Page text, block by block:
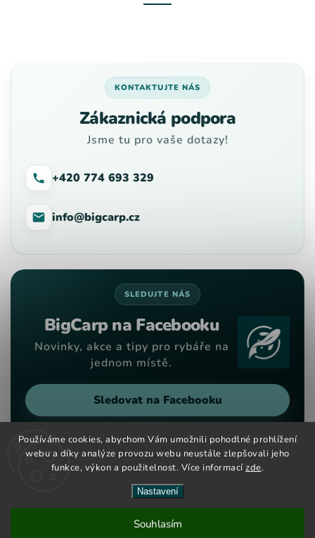
Používáme cookies, abychom Vám umožnili pohodlné prohlížení
webu a díky analýze provozu webu neustále zlepšovali jeho
funkce, výkon a použitelnost. Více informacízde.
Nastavení
Souhlasím
Nové kouřové dipy maďarské značky CCT Master nově na
českém a slovenském trhu. Velký výběr barev a příchutí již
KONTAKTUJTE NÁS
Zákaznická podpora
Jsme tu pro vaše dotazy!
+420 774 693 329
info@bigcarp.cz
SLEDUJTE NÁS
BigCarp na Facebooku
Novinky, akce a tipy pro rybáře na
jednom místě.
Sledovat na Facebooku
Copyright 2026Big Carp. Všechna práva vyhrazena.
VytvořilShoptet| Design